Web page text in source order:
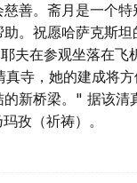
善。斋月是一个
。祝愿哈萨克斯坦
夫在参观坐落在
寺，她的建成将
新桥梁。" 据该清
孜（祈祷）。